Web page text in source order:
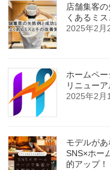
店舗集客
くあるミ
2025年2月
ホームペ
リニューア
2025年2月
モデルがあ
SNS×ホー
的アップ！